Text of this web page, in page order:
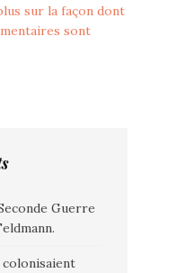
sur la façon dont
sont
Guerre
colonisaient